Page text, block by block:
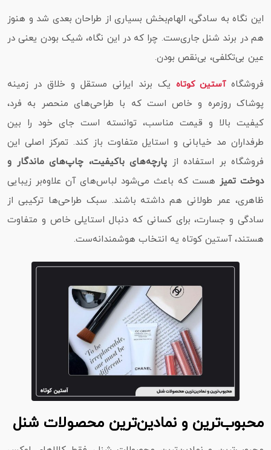
این نگاه به سادگی، الهام‌بخش بسیاری از طراحان بعدی شد و هنوز
هم در برند شنل جاری‌ست. چرا که در این نگاه، شیک بودن یعنی در
عین بی‌تکلفی، بی‌نقص بودن.
فروشگاهآستین کوتاه یک برند ایرانی مستقل و خلاق در زمینه
پوشاک روزمره و خاص است که با طراحی‌های منحصر به فرد،
کیفیت بالا و قیمت مناسب، توانسته است جای خود را بین
طرفداران مد خیابانی و استایل متفاوت باز کند. تمرکز اصلی این
فروشگاه بر استفاده از پارچه‌های باکیفیت، چاپ‌های ماندگار و
دوخت تمیز هست که باعث می‌شود لباس‌های آن علاوه‌بر زیبایی
ظاهری، عمر طولانی هم داشته باشند. سبک طراحی‌ها ترکیبی از
سادگی و جسارت، برای کسانی که دنبال استایلی خاص و متفاوت
هستند، آستین کوتاه یه انتخاب هوشمندانه‌ست.
محبوب‌ترین و نمادین‌ترین محصولات شنل